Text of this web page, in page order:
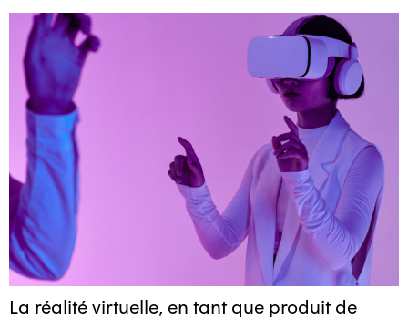
La réalité virtuelle, en tant que produit de